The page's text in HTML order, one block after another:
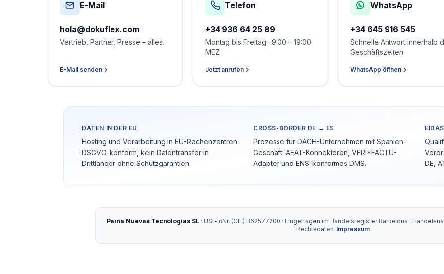
E-Mail
hola@dokuflex.com
Vertrieb, Partner, Presse – alles.
E-Mail senden
Telefon
+34 936 64 25 89
Montag bis Freitag · 9:00 – 19:00
MEZ
Jetzt anrufen
WhatsApp
+34 645 916 545
Schnelle Antwort innerhalb
Geschäftszeiten
WhatsApp öffnen
DATEN IN DER EU
Hosting und Verarbeitung in EU-Rechenzentren.
DSGVO-konform, kein Datentransfer in
Drittländer ohne Schutzgarantien.
CROSS-BORDER DE ↔ ES
Prozesse für DACH-Unternehmen mit Spanien-
Geschäft: AEAT-Konnektoren, VERI*FACTU-
Adapter und ENS-konformes DMS.
DE,
Paina Nuevas Tecnologías SL· USt-IdNr. (CIF) B62577200 · Eingetragen im Handelsregister Barcelona ·
Rechtsdaten: Impressum